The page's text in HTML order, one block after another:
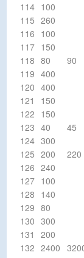
114 100
115 260
116 100
117 150
118 80
90
119 400
120 400
121
150
122 150
123 40
45
124 300
125 200
220
126 240
127 100
128 140
129 80
130 300
131
200
132 2400